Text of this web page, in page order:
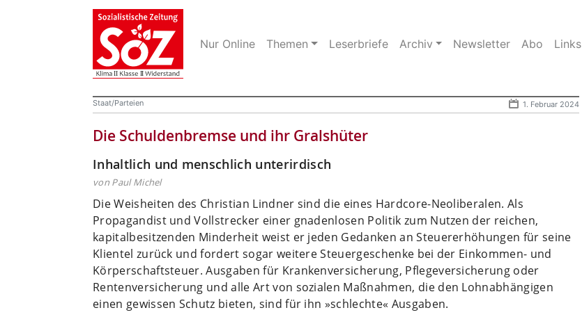
Nur Online Themen Leserbriefe Archiv Newsletter Abo Links
Staat/Parteien 1. Februar 2024
Die Schuldenbremse und ihr Gralshüter
Inhaltlich und menschlich unterirdisch
von Paul Michel
Die Weisheiten des Christian Lindner sind die eines Hardcore-Neoliberalen. Als
Propagandist und Vollstrecker einer gnadenlosen Politik zum Nutzen der reichen,
kapitalbesitzenden Minderheit weist er jeden Gedanken an Steuererhöhungen für seine
Klientel zurück und fordert sogar weitere Steuergeschenke bei der Einkommen- und
Körperschaftsteuer. Ausgaben für Krankenversicherung, Pflegeversicherung oder
Rentenversicherung und alle Art von sozialen Maßnahmen, die den Lohnabhängigen
einen gewissen Schutz bieten, sind für ihn »schlechte« Ausgaben.